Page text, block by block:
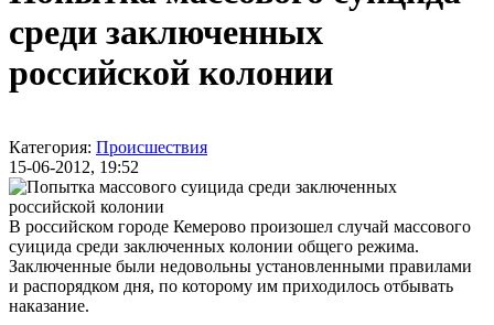
среди заключенных
российской колонии
Категория: Происшествия
15-06-2012, 19:52
В российском городе Кемерово произошел случай массового
суицида среди заключенных колонии общего режима.
Заключенные были недовольны установленными правилами
и распорядком дня, по которому им приходилось отбывать
наказание.